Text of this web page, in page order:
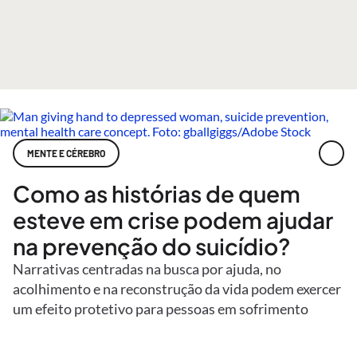
MENTE E CÉREBRO
Como as histórias de quem
esteve em crise podem ajudar
na prevenção do suicídio?
Narrativas centradas na busca por ajuda, no
acolhimento e na reconstrução da vida podem exercer
um efeito protetivo para pessoas em sofrimento